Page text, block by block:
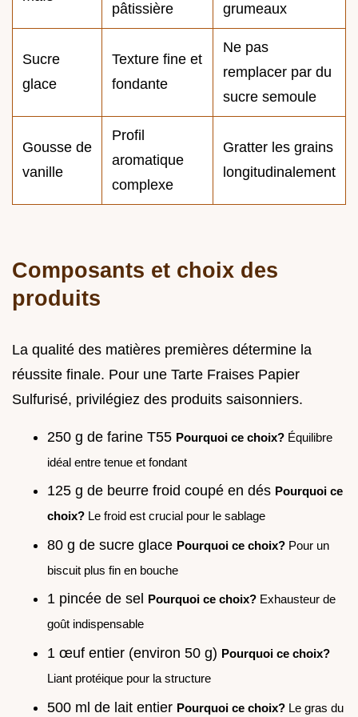
pâtissière
grumeaux
Sucre
glace
Texture fine et
fondante
Ne pas
remplacer par du
sucre semoule
Gousse de
vanille
Profil
aromatique
complexe
Gratter les grains
longitudinalement
Composants et choix des
produits
La qualité des matières premières détermine la
réussite finale. Pour une Tarte Fraises Papier
Sulfurisé, privilégiez des produits saisonniers.
250 g de farine T55 Pourquoi ce choix? Équilibre
idéal entre tenue et fondant
125 g de beurre froid coupé en dés Pourquoi ce
choix? Le froid est crucial pour le sablage
80 g de sucre glace Pourquoi ce choix? Pour un
biscuit plus fin en bouche
1 pincée de sel Pourquoi ce choix? Exhausteur de
goût indispensable
1 œuf entier (environ 50 g) Pourquoi ce choix?
Liant protéique pour la structure
500 ml de lait entier Pourquoi ce choix? Le gras du